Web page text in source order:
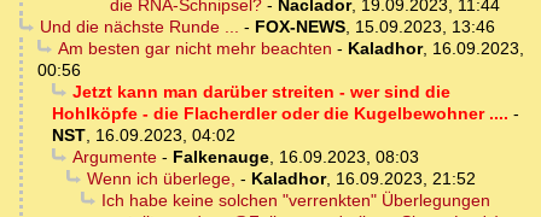
die RNA-Schnipsel? - Naclador, 19.09.2023, 11:44
Und die nächste Runde ... - FOX-NEWS, 15.09.2023, 13:46
Am besten gar nicht mehr beachten - Kaladhor, 16.09.2023,
00:56
Jetzt kann man darüber streiten - wer sind die
Hohlköpfe - die Flacherdler oder die Kugelbewohner .... -
NST, 16.09.2023, 04:02
Argumente- Falkenauge, 16.09.2023, 08:03
Wenn ich überlege, - Kaladhor, 16.09.2023, 21:52
Ich habe keine solchen "verrenkten" Überlegungen